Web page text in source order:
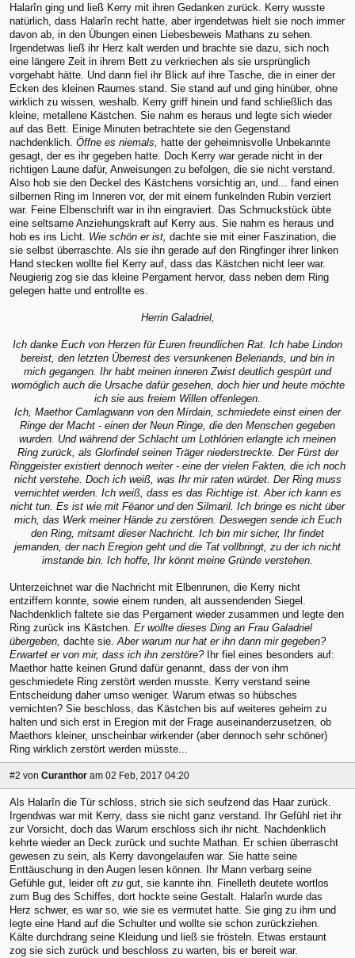
Halarîn ging und ließ Kerry mit ihren Gedanken zurück. Kerry wusste
natürlich, dass Halarîn recht hatte, aber irgendetwas hielt sie noch immer
davon ab, in den Übungen einen Liebesbeweis Mathans zu sehen.
Irgendetwas ließ ihr Herz kalt werden und brachte sie dazu, sich noch
eine längere Zeit in ihrem Bett zu verkriechen als sie ursprünglich
vorgehabt hätte. Und dann fiel ihr Blick auf ihre Tasche, die in einer der
Ecken des kleinen Raumes stand. Sie stand auf und ging hinüber, ohne
wirklich zu wissen, weshalb. Kerry griff hinein und fand schließlich das
kleine, metallene Kästchen. Sie nahm es heraus und legte sich wieder
auf das Bett. Einige Minuten betrachtete sie den Gegenstand
nachdenklich. Öffne es niemals,
hatte der geheimnisvolle Unbekannte
gesagt, der es ihr gegeben hatte. Doch Kerry war gerade nicht in der
richtigen Laune dafür, Anweisungen zu befolgen, die sie nicht verstand.
Also hob sie den Deckel des Kästchens vorsichtig an, und... fand einen
silbernen Ring im Inneren vor, der mit einem funkelnden Rubin verziert
war. Feine Elbenschrift war in ihn eingraviert. Das Schmuckstück übte
eine seltsame Anziehungskraft auf Kerry aus. Sie nahm es heraus und
hob es ins Licht. Wie schön er ist, dachte sie mit einer Faszination, die
sie selbst überraschte. Als sie ihn gerade auf den Ringfinger ihrer linken
Hand stecken wollte fiel Kerry auf, dass das Kästchen nicht leer war.
Neugierig zog sie das kleine Pergament hervor, dass neben dem Ring
gelegen hatte und entrollte es.
Herrin Galadriel,
Ich danke Euch von Herzen für Euren freundlichen Rat. Ich habe Lindon
bereist, den letzten Überrest des versunkenen Beleriands, und bin in
mich gegangen. Ihr habt meinen inneren Zwist deutlich gespürt und
womöglich auch die Ursache dafür gesehen, doch hier und heute möchte
ich sie aus freiem Willen offenlegen.
Ich, Maethor Camlagwann von den Mírdain, schmiedete einst einen der
Ringe der Macht - einen der Neun Ringe, die den Menschen gegeben
wurden. Und während der Schlacht um Lothlórien erlangte ich meinen
Ring zurück, als Glorfindel seinen Träger niederstreckte. Der Fürst der
Ringgeister existiert dennoch weiter - eine der vielen Fakten, die ich noch
nicht verstehe. Doch ich weiß, was Ihr mir raten würdet. Der Ring muss
vernichtet werden. Ich weiß, dass es das Richtige ist. Aber ich kann es
nicht tun. Es ist wie mit Fëanor und den Silmaril. Ich bringe es nicht über
mich, das Werk meiner Hände zu zerstören. Deswegen sende ich Euch
den Ring, mitsamt dieser Nachricht. Ich bin mir sicher, Ihr findet
jemanden, der nach Eregion geht und die Tat vollbringt, zu der ich nicht
imstande bin. Ich hoffe, Ihr könnt meine Gründe verstehen.
Unterzeichnet war die Nachricht mit Elbenrunen, die Kerry nicht
entziffern konnte, sowie einem runden, alt aussendenden Siegel.
Nachdenklich faltete sie das Pergament wieder zusammen und legte den
Ring zurück ins Kästchen. Er wollte dieses Ding an Frau Galadriel
übergeben, dachte sie. Aber warum nur hat er ihn dann mir gegeben?
Erwartet er von mir, dass ich ihn zerstöre?Ihr fiel eines besonders auf:
Maethor hatte keinen Grund dafür genannt, dass der von ihm
geschmiedete Ring zerstört werden musste. Kerry verstand seine
Entscheidung daher umso weniger. Warum etwas so hübsches
vernichten? Sie beschloss, das Kästchen bis auf weiteres geheim zu
halten und sich erst in Eregion mit der Frage auseinanderzusetzen, ob
Maethors kleiner, unscheinbar wirkender (aber dennoch sehr schöner)
Ring wirklich zerstört werden müsste...
#2 von Curanthor am 02 Feb, 2017 04:20
Als Halarîn die Tür schloss, strich sie sich seufzend das Haar zurück.
Irgendwas war mit Kerry, dass sie nicht ganz verstand. Ihr Gefühl riet ihr
zur Vorsicht, doch das Warum erschloss sich ihr nicht. Nachdenklich
kehrte wieder an Deck zurück und suchte Mathan. Er schien überrascht
gewesen zu sein, als Kerry davongelaufen war. Sie hatte seine
Enttäuschung in den Augen lesen können. Ihr Mann verbarg seine
Gefühle gut, leider oft zu gut, sie kannte ihn. Finelleth deutete wortlos
zum Bug des Schiffes, dort hockte seine Gestalt. Halarîn wurde das
Herz schwer, es war so, wie sie es vermutet hatte. Sie ging zu ihm und
legte eine Hand auf die Schulter und wollte sie schon zurückziehen.
Kälte durchdrang seine Kleidung und ließ sie frösteln. Etwas erstaunt
zog sie sich zurück und beschloss zu warten, bis er bereit war.